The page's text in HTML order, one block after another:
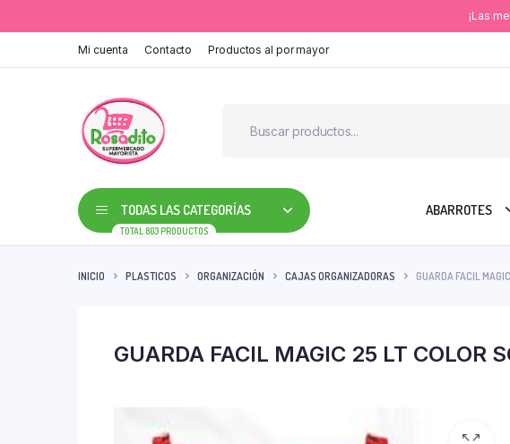
¡Las
Mi cuenta Contacto Productos al por mayor
TODAS LAS CATEGORÍAS
TOTAL 803 PRODUCTOS
ABARROTES
INICIO PLASTICOS ORGANIZACIÓN CAJAS ORGANIZADORAS GUARDA FACIL
GUARDA FACIL MAGIC 25 LT COLOR